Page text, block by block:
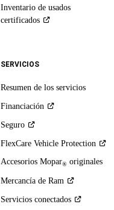
Inventario de usados
certificados
SERVICIOS
Resumen de los servicios
Financiación
Seguro
FlexCare Vehicle Protection
Accesorios Mopar® originales
Mercancía de Ram
Servicios conectados